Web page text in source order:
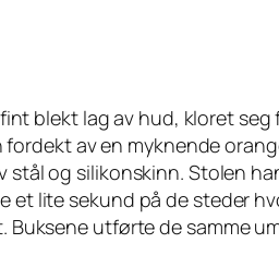
blekt lag av hud, kloret
av en myknende
og silikonskinn. Stolen
lite sekund på de steder
utførte de samme